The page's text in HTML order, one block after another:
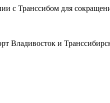
с Транссибом для
Владивосток и